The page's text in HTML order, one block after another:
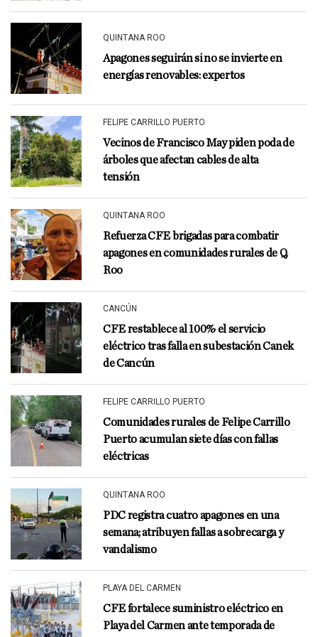
QUINTANA ROO
Apagones seguirán si no se invierte en
energías renovables: expertos
FELIPE CARRILLO PUERTO
Vecinos de Francisco May piden poda de
árboles que afectan cables de alta
tensión
QUINTANA ROO
Refuerza CFE brigadas para combatir
apagones en comunidades rurales de Q.
Roo
CANCÚN
CFE restablece al 100% el servicio
eléctrico tras falla en subestación Canek
de Cancún
FELIPE CARRILLO PUERTO
Comunidades rurales de Felipe Carrillo
Puerto acumulan siete días con fallas
eléctricas
QUINTANA ROO
PDC registra cuatro apagones en una
semana; atribuyen fallas a sobrecarga y
vandalismo
PLAYA DEL CARMEN
CFE fortalece suministro eléctrico en
Playa del Carmen ante temporada de